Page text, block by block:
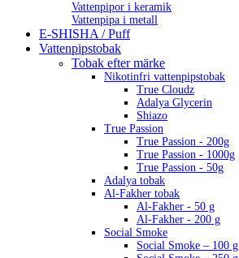
Vattenpipor i keramik
Vattenpipa i metall
E-SHISHA / Puff
Vattenpipstobak
Tobak efter märke
Nikotinfri vattenpipstobak
True Cloudz
Adalya Glycerin
Shiazo
True Passion
True Passion - 200g
True Passion - 1000g
True Passion - 50g
Adalya tobak
Al-Fakher tobak
Al-Fakher - 50 g
Al-Fakher - 200 g
Social Smoke
Social Smoke – 100 g